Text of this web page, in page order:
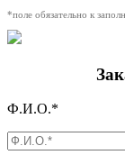
*поле обязательно к
Ф.И.О.*